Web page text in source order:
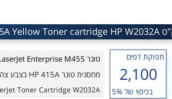
תפוקת דפים
2,100
בכיסוי של 5%
טונר HP Color LaserJet Enterprise M455
מחסנית טונר HP 415A בצבע צהוב
Toner Cartridge W2032A